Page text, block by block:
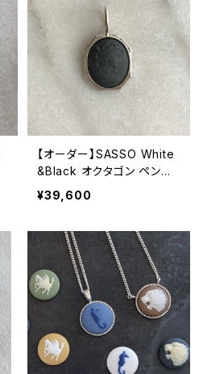
【オーダー】SASSO White
&Black オクタゴン ペンダ
ントトップ
¥39,600